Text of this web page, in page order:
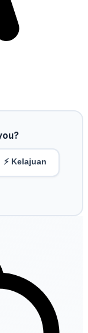
⚡ Kelajuan